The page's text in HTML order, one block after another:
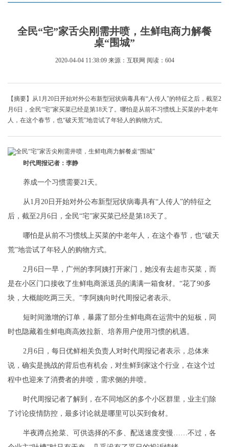
全民“宅”家舌尖刚需井喷，生鲜电商力解餐
桌“围城”
2020-04-04 11:38:09 来源：互联网 阅读：604
【摘要】从1月20日开始对外公布新型冠状病毒具有“人传人”的特征之后，截至2
月6日，全民“宅”家买菜已经是第18天了。哪怕是从前不习惯线上买菜的中老年
人，在这个春节，也“破天荒”地尝试了年轻人的购物方式。
时代周报记者：李静
养成一个习惯需要21天。
从1月20日开始对外公布新型冠状病毒具有“人传人”的特征之
后，截至2月6日，全民“宅”家买菜已经是第18天了。
哪怕是从前不习惯线上买菜的中老年人，在这个春节，也“破天
荒”地尝试了年轻人的购物方式。
2月6日一早，广州的李阿姨打开家门，她没有去超市买菜，而
是在小区门口接收了生鲜电商派送员的满满一箱食材。“花了90多
块，大概能吃两三天。”李阿姨向时代周报记者表示。
短时间激增的订单，暴露了部分生鲜电商在运营中的短板，同
时也隐藏着生鲜电商高效拉新、培养用户使用习惯的机遇。
2月6日，每日优鲜相关负责人对时代周报记者表示，总体来
说，确实是挑战的背后也有机会，对生鲜到家这个行业，在这个过
程中也迎来了消费者的井喷，需求侧的井喷。
时代周报记者了解到，在不同地区的多个小区群里，业主们除
了讨论疫情防控，最多讨论就是哪里可以买到食材。
半夜蹲点抢菜、可供选择的不多、配送速度变慢……不过，各